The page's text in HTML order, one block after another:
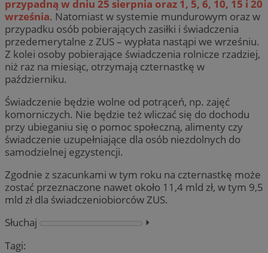
przypadną w dniu 25 sierpnia oraz 1, 5, 6, 10, 15 i 20
września. Natomiast w systemie mundurowym oraz w
przypadku osób pobierających zasiłki i świadczenia
przedemerytalne z ZUS – wypłata nastąpi we wrześniu.
Z kolei osoby pobierające świadczenia rolnicze rzadziej,
niż raz na miesiąc, otrzymają czternastkę w
październiku.
Świadczenie będzie wolne od potrąceń, np. zajęć
komorniczych. Nie będzie też wliczać się do dochodu
przy ubieganiu się o pomoc społeczną, alimenty czy
świadczenie uzupełniające dla osób niezdolnych do
samodzielnej egzystencji.
Zgodnie z szacunkami w tym roku na czternastkę może
zostać przeznaczone nawet około 11,4 mld zł, w tym 9,5
mld zł dla świadczeniobiorców ZUS.
Słuchaj
⏵︎
Tagi: